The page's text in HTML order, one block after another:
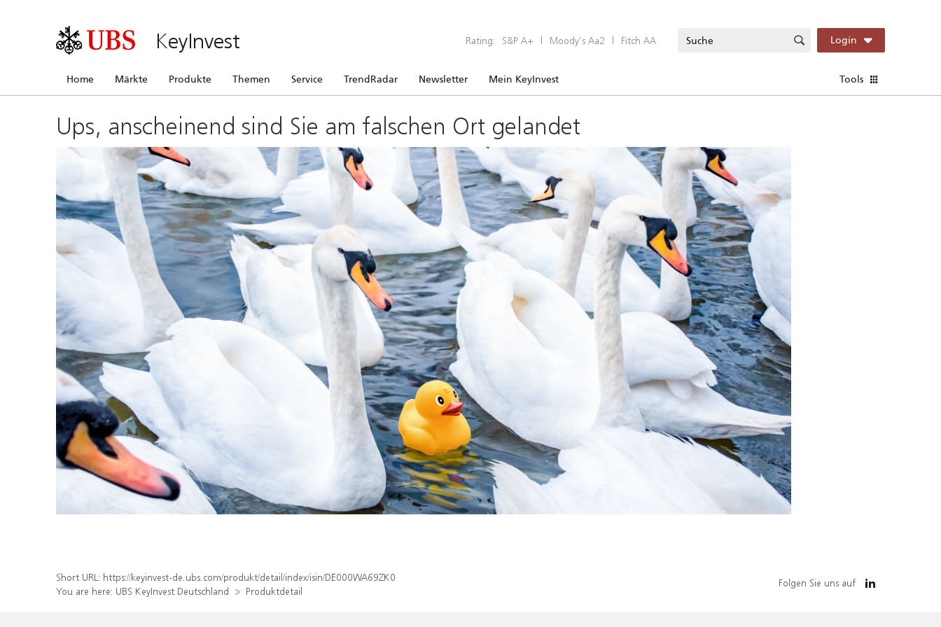
KeyInvest Rating: S&P A+ | Moody’s Aa2 | Fitch AA Login
Home Märkte Produkte Themen Service TrendRadar Newsletter Mein KeyInvest Tools
Ups, anscheinend sind Sie am falschen Ort gelandet
Short URL: https://keyinvest-de.ubs.com/produkt/detail/index/isin/DE000WA69ZK0
You are here: UBS KeyInvest Deutschland Produktdetail
Folgen Sie uns auf